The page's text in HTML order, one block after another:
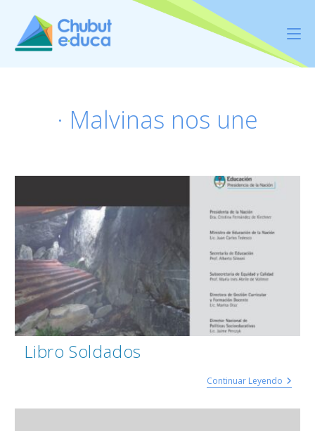
· Malvinas nos une
Libro Soldados
Continuar Leyendo